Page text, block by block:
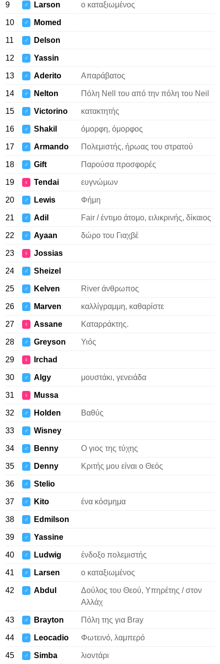
9 ♂ Larson ο καταξιωμένος
10 ♂ Momed
11 ♂ Delson
12 ♂ Yassin
13 ♂ Aderito Απαράβατος
14 ♂ Nelton Πόλη Nell του από την πόλη του Neil
15 ♂ Victorino κατακτητής
16 ♂ Shakil όμορφη, όμορφος
17 ♂ Armando Πολεμιστής, ήρωας του στρατού
18 ♂ Gift Παρούσα προσφορές
19 ♀ Tendai ευγνώμων
20 ♂ Lewis Φήμη
21 ♂ Adil Fair / έντιμο άτομο, ειλικρινής, δίκαιος
22 ♂ Ayaan δώρο του Γιαχβέ
23 ♀ Jossias
24 ♂ Sheizel
25 ♂ Kelven River άνθρωπος
26 ♂ Marven καλλίγραμμη, καθαρίστε
27 ♀ Assane Καταρράκτης.
28 ♂ Greyson Υιός
29 ♀ Irchad
30 ♂ Algy μουστάκι, γενειάδα
31 ♀ Mussa
32 ♂ Holden Βαθύς
33 ♂ Wisney
34 ♂ Benny Ο γιος της τύχης
35 ♂ Denny Κριτής μου είναι ο Θεός
36 ♂ Stelio
37 ♂ Kito ένα κόσμημα
38 ♂ Edmilson
39 ♂ Yassine
40 ♂ Ludwig ένδοξο πολεμιστής
41 ♂ Larsen ο καταξιωμένος
42 ♂ Abdul
Δούλος του Θεού, Υπηρέτης / στον
Αλλάχ
43 ♂ Brayton Πόλη της για Bray
44 ♂ Leocadio Φωτεινό, λαμπερό
45 ♂ Simba λιοντάρι